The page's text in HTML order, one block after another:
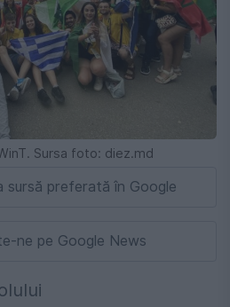
Sursa foto: diez.md
sursă preferată în Google
ne pe Google News